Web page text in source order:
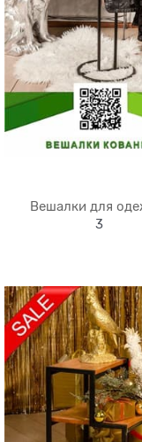
Вешалки для
3